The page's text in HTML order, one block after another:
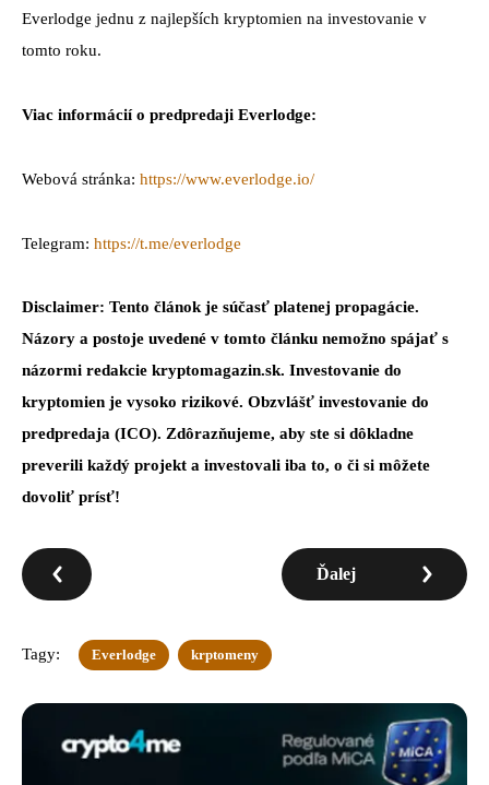
Everlodge jednu z najlepších kryptomien na investovanie v
tomto roku.
Viac informácií o predpredaji Everlodge:
Webová stránka: https://www.everlodge.io/
Telegram: https://t.me/everlodge
Disclaimer: Tento článok je súčasť platenej propagácie.
Názory a postoje uvedené v tomto článku nemožno spájať s
názormi redakcie kryptomagazin.sk. Investovanie do
kryptomien je vysoko rizikové. Obzvlášť investovanie do
predpredaja (ICO). Zdôrazňujeme, aby ste si dôkladne
preverili každý projekt a investovali iba to, o či si môžete
dovoliť prísť!
Ďalej
Tagy: Everlodge krptomeny